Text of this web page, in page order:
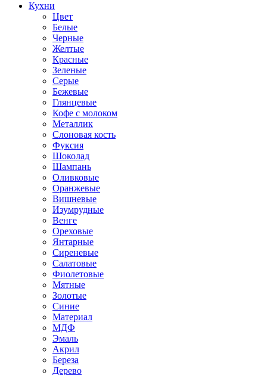
Кухни
Цвет
Белые
Черные
Желтые
Красные
Зеленые
Серые
Бежевые
Глянцевые
Кофе с молоком
Металлик
Слоновая кость
Фуксия
Шоколад
Шампань
Оливковые
Оранжевые
Вишневые
Изумрудные
Венге
Ореховые
Янтарные
Сиреневые
Салатовые
Фиолетовые
Мятные
Золотые
Синие
Материал
МДФ
Эмаль
Акрил
Береза
Дерево